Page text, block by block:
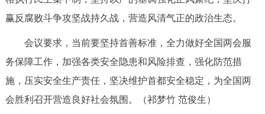
赢反腐败斗争攻坚战持久战，营造风清气正的政治生态。
会议要求，当前要坚持首善标准，全力做好全国两会服
务保障工作，加强各类安全隐患和风险排查，强化防范措
施，压实安全生产责任，坚决维护首都安全稳定，为全国两
会胜利召开营造良好社会氛围。（祁梦竹 范俊生）